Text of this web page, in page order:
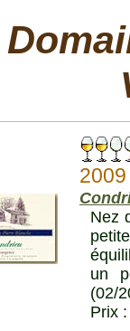
2009
Nez
un
(02/
Prix